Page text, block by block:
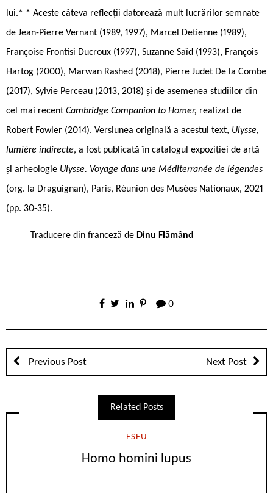
lui.* * Aceste câteva reflecții datorează mult lucrărilor semnate
de Jean-Pierre Vernant (1989, 1997), Marcel Detienne (1989),
Françoise Frontisi Ducroux (1997), Suzanne Saïd (1993), François
Hartog (2000), Marwan Rashed (2018), Pierre Judet De la Combe
(2017), Sylvie Perceau (2013, 2018) și de asemenea studiilor din
cel mai recent Cambridge Companion to Homer, realizat de
Robert Fowler (2014). Versiunea originală a acestui text, Ulysse,
lumière indirecte, a fost publicată în catalogul expoziției de artă
și arheologie Ulysse. Voyage dans une Méditerranée de légendes
(org. la Draguignan), Paris, Réunion des Musées Nationaux, 2021
(pp. 30-35).
Traducere din franceză de Dinu Flămând
0
Previous Post Next Post
Related Posts
ESEU
Homo homini lupus